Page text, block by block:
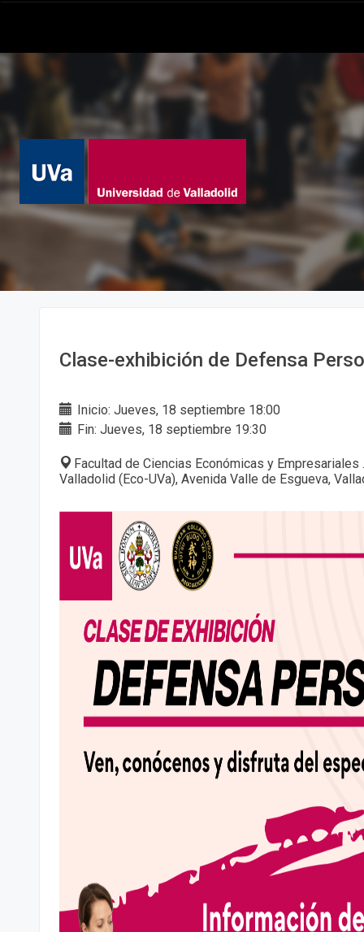
Clase-exhibición de Defensa
Inicio: Jueves, 18 septiembre 18:00
Fin: Jueves, 18 septiembre 19:30
Facultad de Ciencias Económicas y Empresariales
Valladolid (Eco-UVa), Avenida Valle de Esgueva,